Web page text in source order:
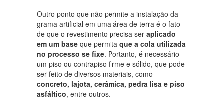
Outro ponto que não permite a instalação da
grama artificial em uma área de terra é o fato
de que o revestimento precisa ser aplicado
em um base que permita que a cola utilizada
no processo se fixe. Portanto, é necessário
um piso ou contrapiso firme e sólido, que pode
ser feito de diversos materiais, como
concreto, lajota, cerâmica, pedra lisa e piso
asfáltico, entre outros.